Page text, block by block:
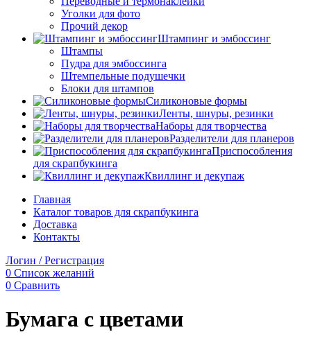
Уголки для фото
Прочий декор
Штампинг и эмбоссинг
Штампы
Пудра для эмбоссинга
Штемпельные подушечки
Блоки для штампов
Силиконовые формы
Ленты, шнуры, резинки
Наборы для творчества
Разделители для планеров
Приспособления
для скрапбукинга
Квиллинг и декупаж
Главная
Каталог товаров для скрапбукинга
Доставка
Контакты
Логин / Регистрация
0 Список желаний
0 Сравнить
Бумага с цветами